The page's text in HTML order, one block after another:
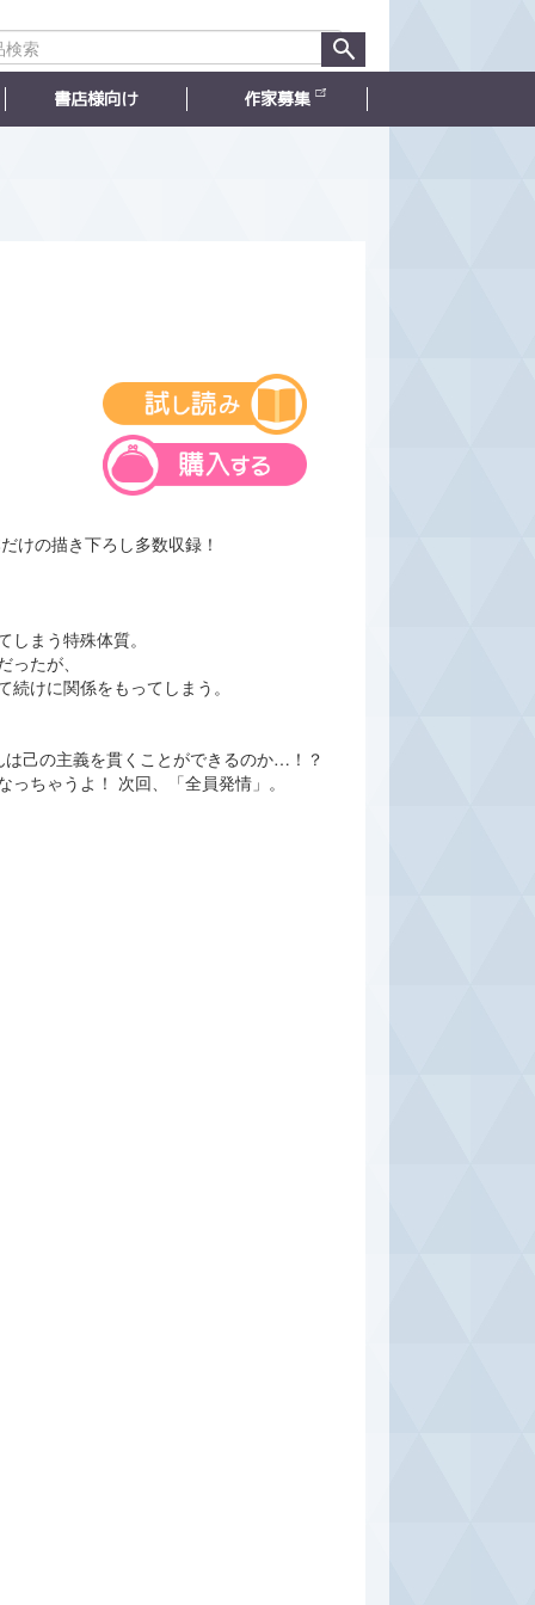
書店様向け 作家募集
けの描き下ろし多数収録！
まう特殊体質。
たが、
けに関係をもってしまう。
己の主義を貫くことができるのか…！？
っちゃうよ！ 次回、「全員発情」。